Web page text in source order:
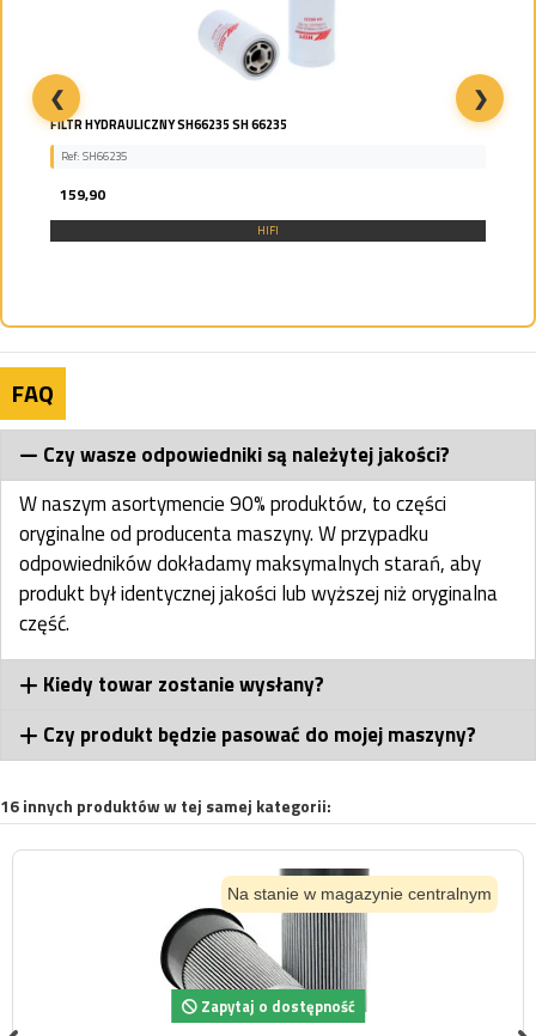
FILTR HYDRAULICZNY SH66235 SH 66235
Ref: SH66235
159,90
HIFI
❮ ❯
FAQ
Czy wasze odpowiedniki są należytej jakości?
W naszym asortymencie 90% produktów, to części
oryginalne od producenta maszyny. W przypadku
odpowiedników dokładamy maksymalnych starań, aby
produkt był identycznej jakości lub wyższej niż oryginalna
część.
Kiedy towar zostanie wysłany?
Czy produkt będzie pasować do mojej maszyny?
16 innych produktów w tej samej kategorii:
Na stanie w magazynie centralnym
Zapytaj o dostępność